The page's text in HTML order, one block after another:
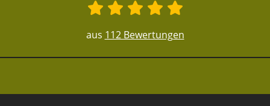
aus 112 Bewertungen